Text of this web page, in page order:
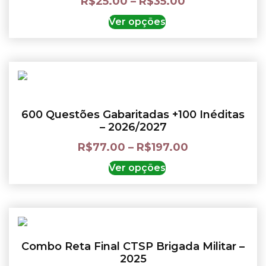
Ver opções
600 Questões Gabaritadas +100 Inéditas
– 2026/2027
R$77.00 – R$197.00
Ver opções
Combo Reta Final CTSP Brigada Militar –
2025